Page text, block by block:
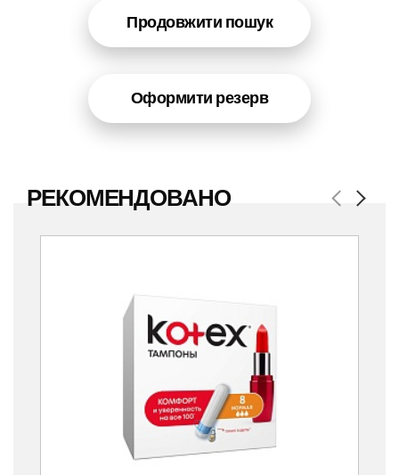
Продовжити пошук
Оформити резерв
РЕКОМЕНДОВАНО Previous
Next